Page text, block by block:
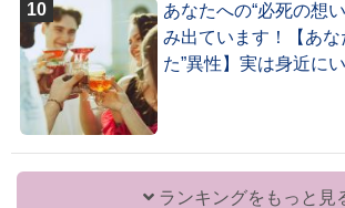
あなたへの“必死の想
み出ています！【あな
た”異性】実は身近に
ランキングをもっと見